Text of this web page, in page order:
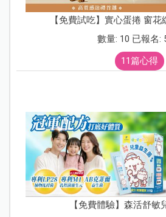
【免費試吃】實心蛋捲 窗
數量: 10 已報名:
11篇心得
【免費體驗】森活舒敏